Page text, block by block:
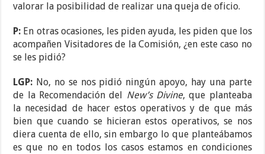
valorar la posibilidad de realizar una queja de oficio.
P: En otras ocasiones, les piden ayuda, les piden que los
acompañen Visitadores de la Comisión, ¿en este caso no
se les pidió?
LGP: No, no se nos pidió ningún apoyo, hay una parte
de la Recomendación del New’s Divine, que planteaba
la necesidad de hacer estos operativos y de que más
bien que cuando se hicieran estos operativos, se nos
diera cuenta de ello, sin embargo lo que planteábamos
es que no en todos los casos estamos en condiciones